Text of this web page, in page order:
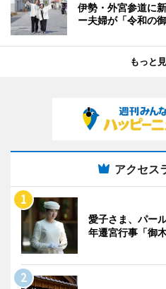
伊勢・外宮参道に
ー夫婦が「令和の
もっと
アクセス
愛子さま、パー
年遷宮行事「御